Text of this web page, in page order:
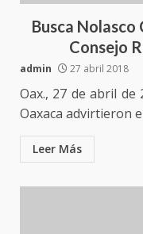
Busca
Consejo
admin 27 abril 2018
Oax., 27 de abril de
Oaxaca advirtieron
Leer Más